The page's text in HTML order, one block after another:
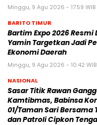
Minggu, 9 Agu 2026 - 17:59 WIB
BARITO TIMUR
Bartim Expo 2026 Resmi
Yamin Targetkan Jadi
Ekonomi Daerah
Minggu, 9 Agu 2026 - 10:42 WIB
NASIONAL
Sasar Titik Rawan
Kamtibmas, Babinsa
01/Taman Sari Bersama
dan Patroli Cipkon